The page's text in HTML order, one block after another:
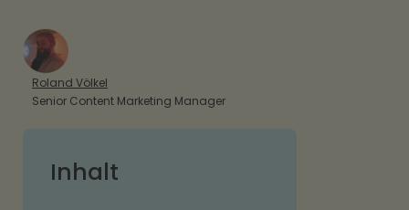
Roland Völkel
Senior Content Marketing Manager
Inhalt